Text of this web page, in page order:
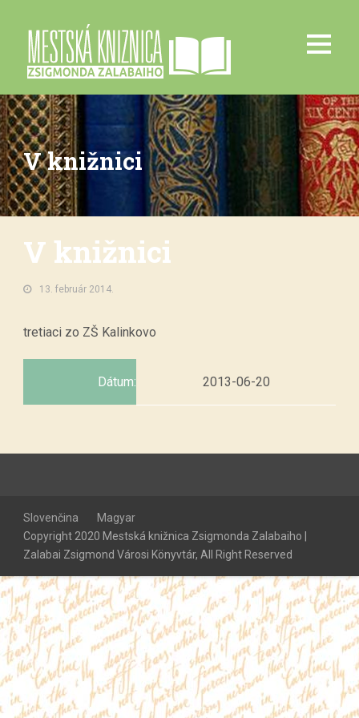
V knižnici
V knižnici
13. február 2014.
tretiaci zo ZŠ Kalinkovo
Dátum: 2013-06-20
Slovenčina
Magyar
Copyright 2020 Mestská knižnica Zsigmonda Zalabaiho |
Zalabai Zsigmond Városi Könyvtár, All Right Reserved